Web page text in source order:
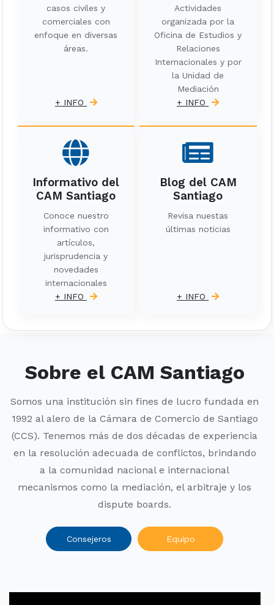
casos civiles y
comerciales con
enfoque en diversas
áreas.
+ INFO
Actividades
organizada por la
Oficina de Estudios y
Relaciones
Internacionales y por
la Unidad de
Mediación
+ INFO
Informativo del
CAM Santiago
Conoce nuestro
informativo con
artículos,
jurisprudencia y
novedades
internacionales
+ INFO
Blog del CAM
Santiago
Revisa nuestas
últimas noticias
+ INFO
Sobre el CAM Santiago
Somos una institución sin fines de lucro fundada en
1992 al alero de la Cámara de Comercio de Santiago
(CCS). Tenemos más de dos décadas de experiencia
en la resolución adecuada de conflictos, brindando
a la comunidad nacional e internacional
mecanismos como la mediación, el arbitraje y los
dispute boards.
Consejeros Equipo